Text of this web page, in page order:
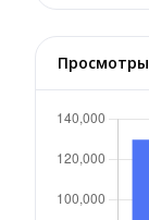
Просмотры